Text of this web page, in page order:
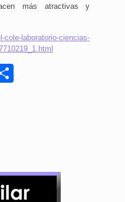
más atractivas y
cole-laboratorio-ciencias-